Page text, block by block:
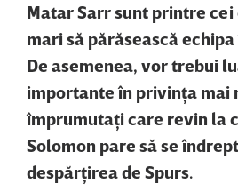
Matar Sarr sunt printre cei
mari să părăsească
De asemenea, vor trebui
importante în privinţa mai
împrumutaţi care revin la
Solomon pare să se
despărţirea de Spurs.